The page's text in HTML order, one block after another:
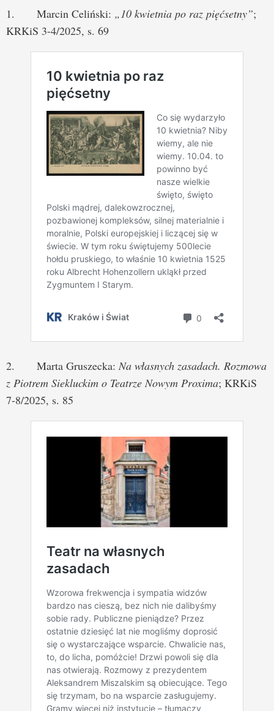
1. Marcin Celiński: „10 kwietnia po raz pięćsetny”;
KRKiS 3-4/2025, s. 69
2. Marta Gruszecka:Na własnych zasadach. Rozmowa
z Piotrem Siekluckim o Teatrze Nowym Proxima; KRKiS
7-8/2025, s. 85